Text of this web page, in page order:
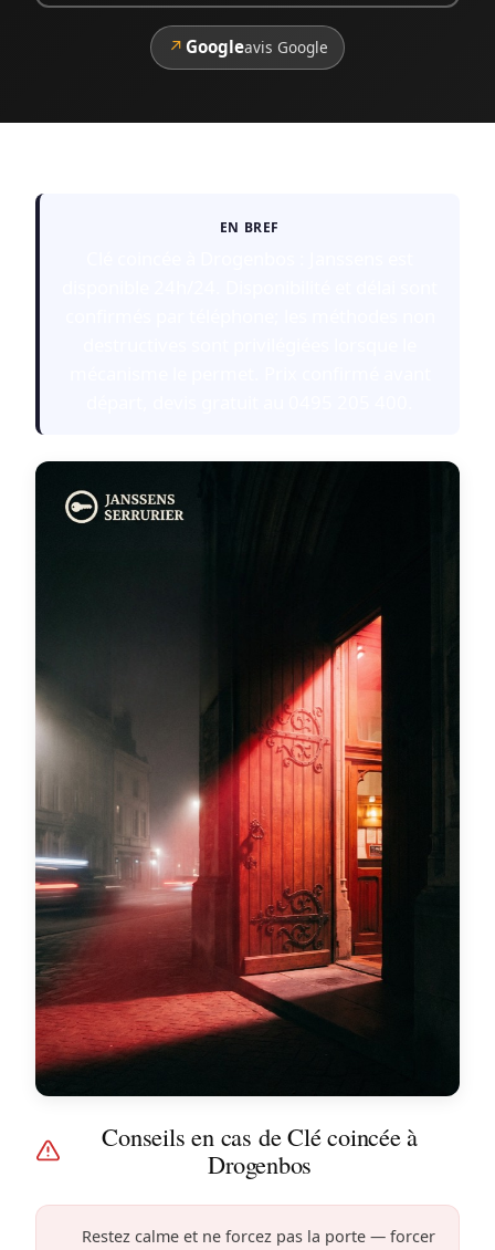
↗ Googleavis Google
EN BREF
Conseils en cas de Clé coincée à
Drogenbos
Restez calme et ne forcez pas la porte — forcer